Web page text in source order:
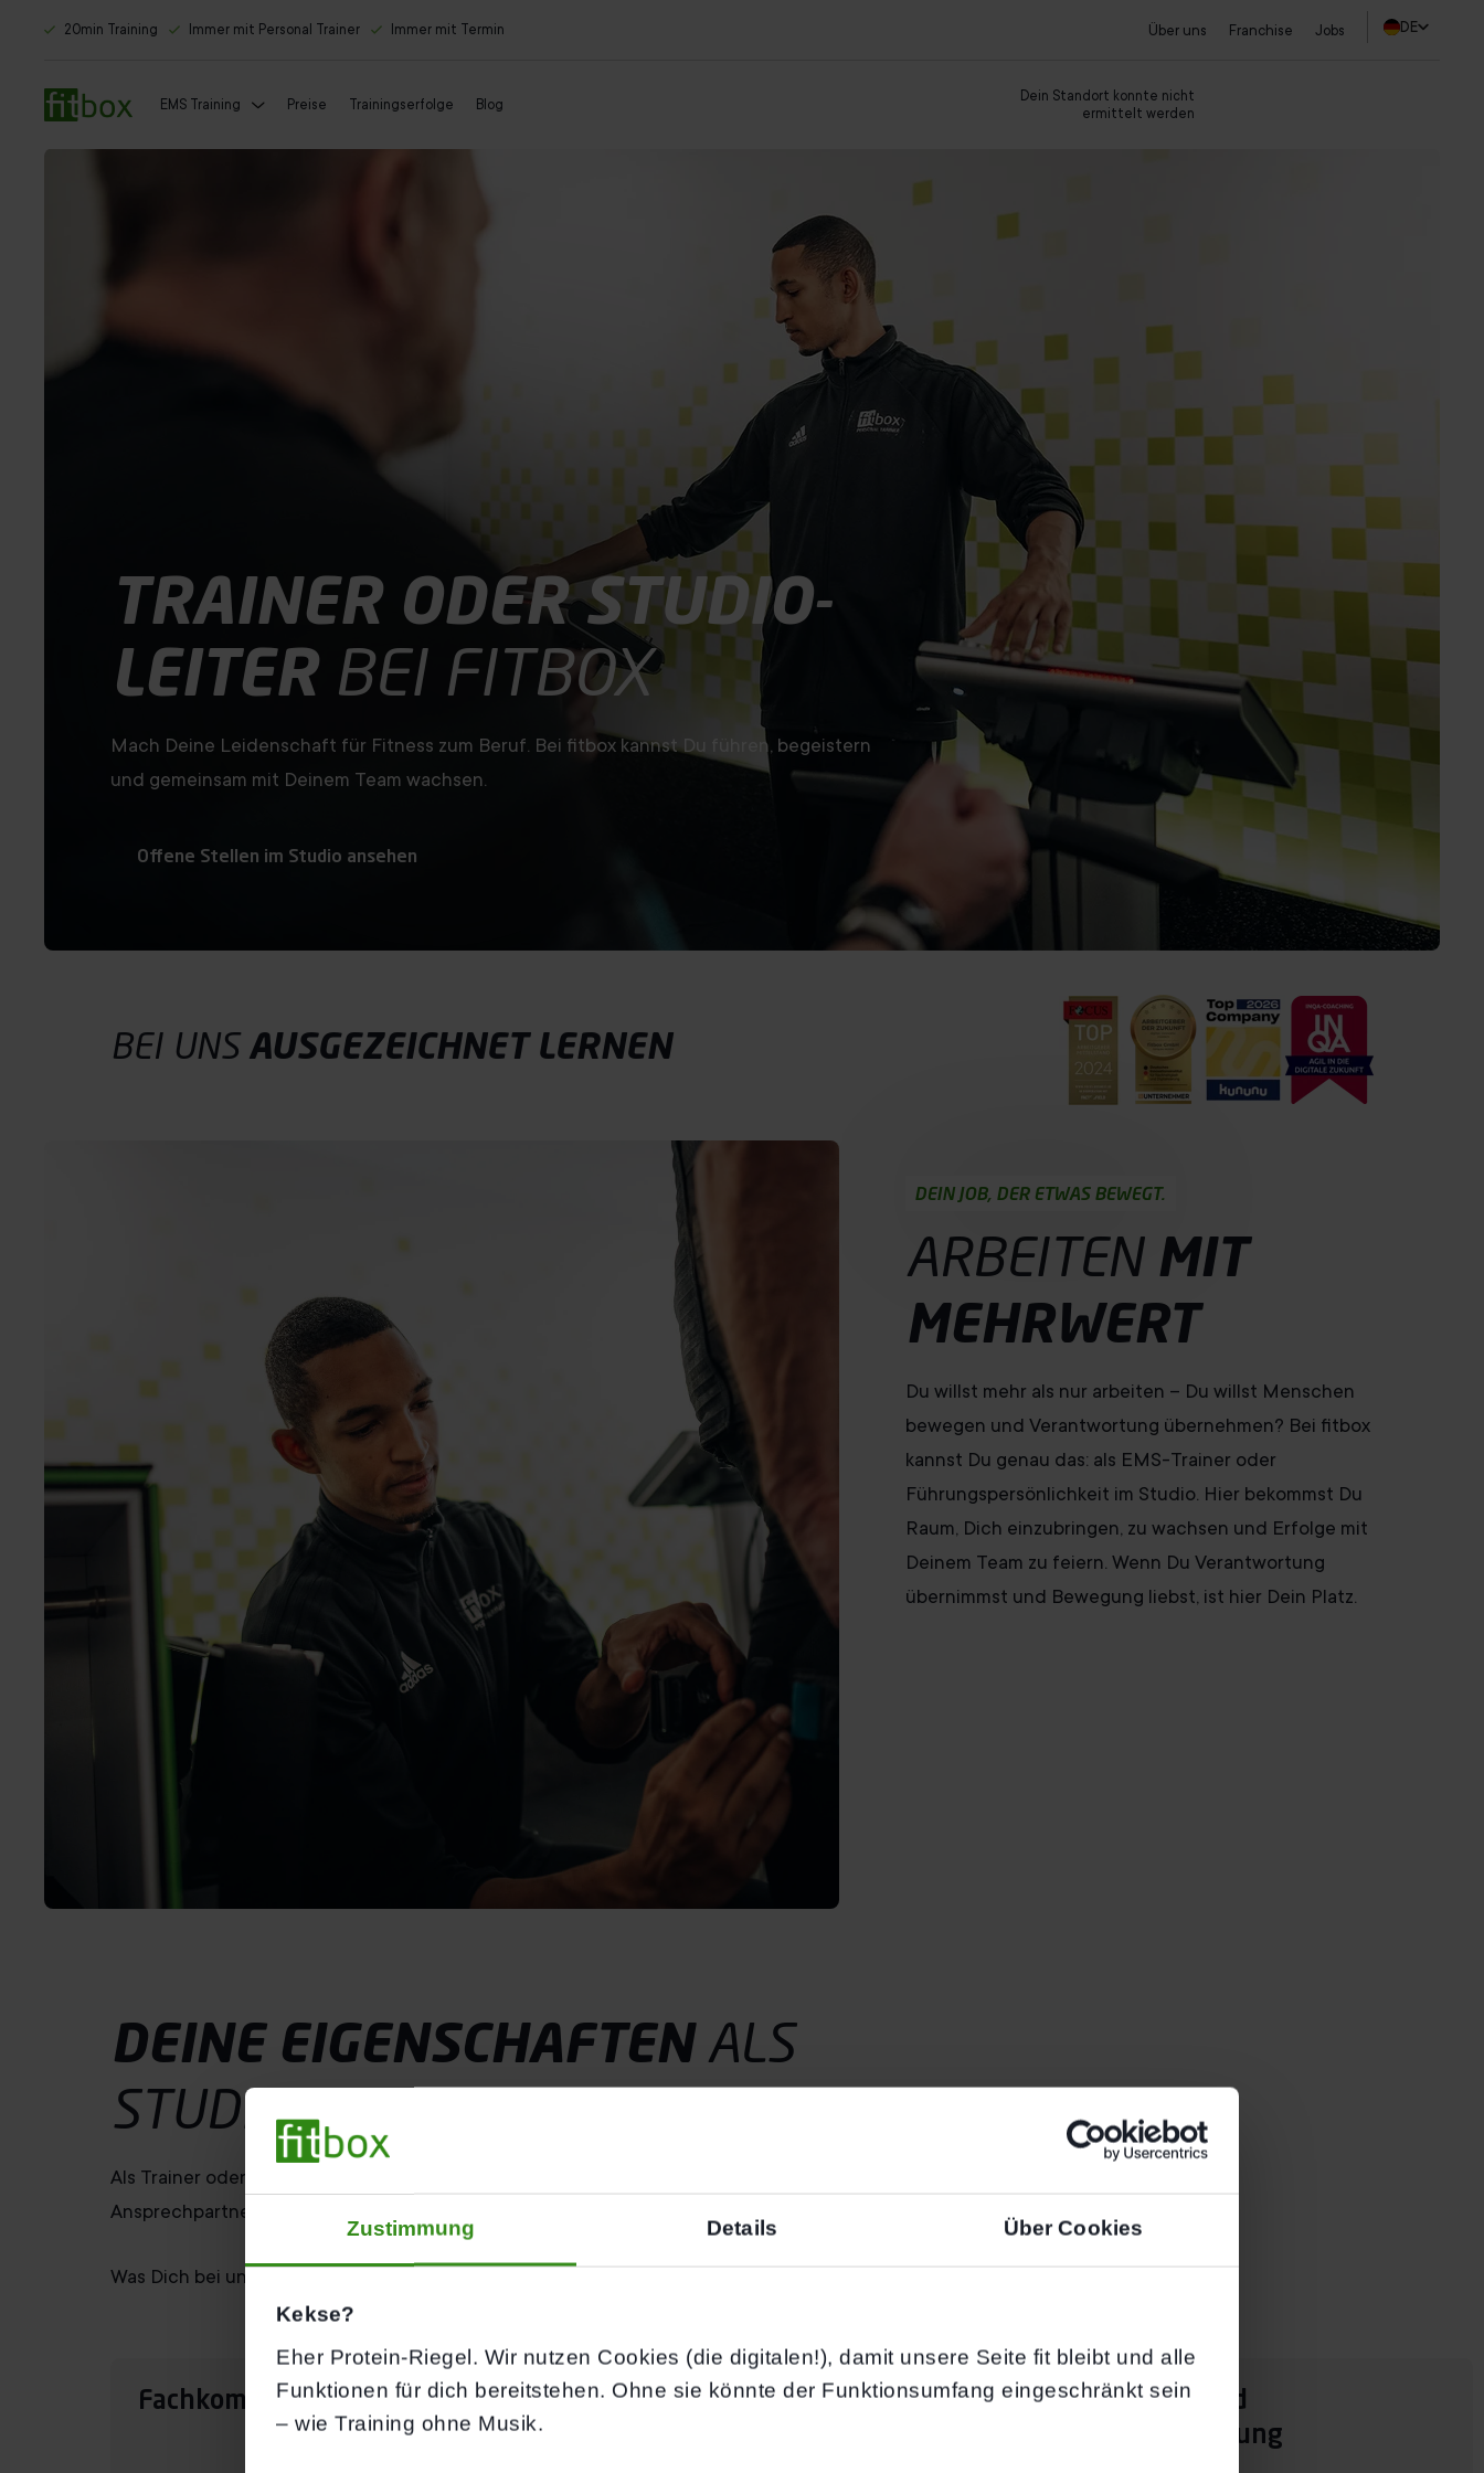
Zustimmung Details Über Cookies
Kekse?
Eher Protein-Riegel. Wir nutzen Cookies (die digitalen!), damit unsere Seite fit bleibt und alle
Funktionen für dich bereitstehen. Ohne sie könnte der Funktionsumfang eingeschränkt sein
– wie Training ohne Musik.
20min Training Immer mit Personal Trainer Immer mit Termin Über uns Franchise Jobs DE
EMS Training Preise Trainingserfolge Blog
Dein Standort konnte nicht
ermittelt werden
TRAINER ODER STUDIO-
LEITER BEI FITBOX
Mach Deine Leidenschaft für Fitness zum Beruf. Bei fitbox kannst Du führen, begeistern
und gemeinsam mit Deinem Team wachsen.
Offene Stellen im Studio ansehen
BEI UNS AUSGEZEICHNET LERNEN
DEIN JOB, DER ETWAS BEWEGT.
ARBEITEN MIT
MEHRWERT
Du willst mehr als nur arbeiten – Du willst Menschen
bewegen und Verantwortung übernehmen? Bei fitbox
kannst Du genau das: als EMS-Trainer oder
Führungspersönlichkeit im Studio. Hier bekommst Du
Raum, Dich einzubringen, zu wachsen und Erfolge mit
Deinem Team zu feiern. Wenn Du Verantwortung
übernimmst und Bewegung liebst, ist hier Dein Platz.
DEINE EIGENSCHAFTEN ALS
STUDIOLEITER ODER TRAINIER
Als Trainer oder Studioleiter bei fitbox bist Du mehr als nur Teil eines Teams – Du bist Coach,
Ansprechpartner und Vorbild zugleich.
Was Dich bei uns auszeichnet? Das zeigen wir Dir hier.
Fachkompetenz A-Lizenz
Qualitäts- und
Serviceorientung